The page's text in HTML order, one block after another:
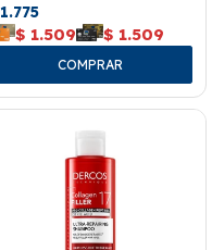
1.775
$ 1.509 $ 1.509